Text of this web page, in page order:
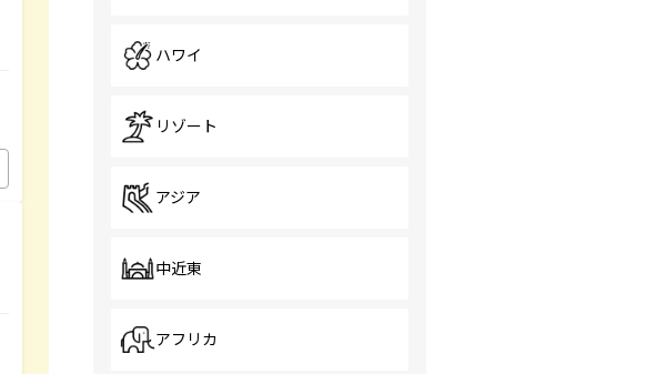
ハワイ
リゾート
アジア
中近東
アフリカ